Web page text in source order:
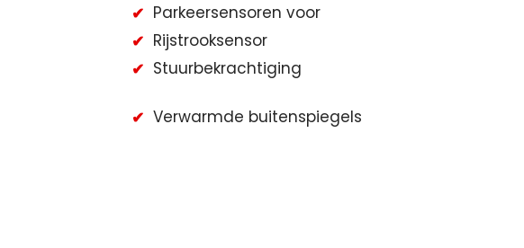
Parkeersensoren voor
Rijstrooksensor
Stuurbekrachtiging
Verwarmde buitenspiegels